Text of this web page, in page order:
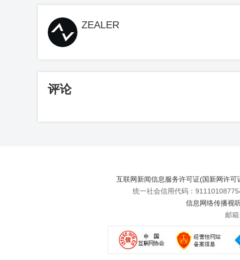
ZEALER
评论
互联网新闻信息服务许可证(国新网许
统一社会信用代码：
信息网络传播视
邮